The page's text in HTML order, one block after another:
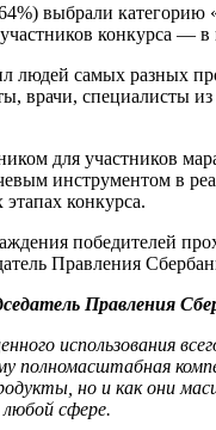
выбрали
конкурса — в
людей самых разных
врачи, специалисты
для участников
инструментом в
этапах конкурса.
победителей
Правления
Правления
использования
полномасштабная
но и как они
сфере.